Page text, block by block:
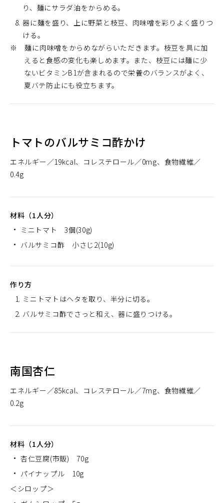
り、麺にサラダ油をからめる。
器に麺を盛り、上に野菜と枝豆、肉味噌を彩りよく盛りつ
ける。
※ 麺に肉味噌をからめながらいただきます。枝豆を具に加
えると食感の変化も楽しめます。また、枝豆には麺に少
ないビタミンB1が含まれるので栄養のバランスがよく、
夏バテ防止にも役立ちます。
トマトのバルサミコ酢かけ
エネルギー 19kcal コレステロール 0mg
食物繊維
0.4g
材料（1人分）
ミニトマト 3個(30g)
バルサミコ酢 小さじ2(10g)
作り方
ミニトマトはヘタを取り、半分に切る。
バルサミコ酢でさっと和え、器に盛りつける。
南国杏仁
エネルギー 85kcal コレステロール 7mg
食物繊維
0.2g
材料（1人分）
杏仁豆腐(市販) 70g
パイナップル 10g
＜シロップ＞